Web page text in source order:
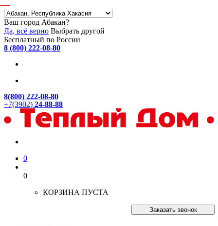
Ваш город Абакан?
Да, всё верно Выбрать другой
Бесплатный по России
8 (800) 222-08-80
8(800) 222-08-80
+7(3902) 24-88-88
0
0
КОРЗИНА ПУСТА
Заказать звонок